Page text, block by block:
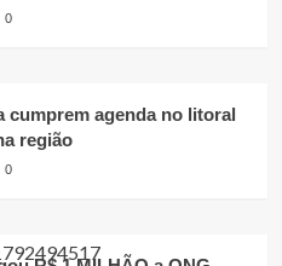
0
cumprem agenda no litoral
região
0